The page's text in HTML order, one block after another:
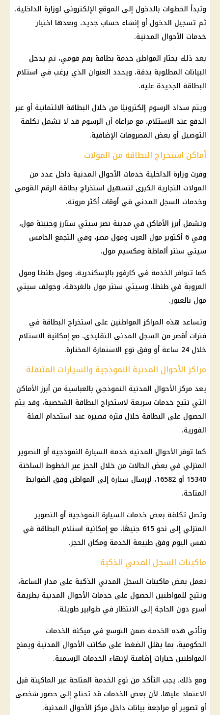
وتبدأ الخطوات بالدخول إلى الموقع الإلكتروني لوزارة الداخلية،
ثم تسجيل الدخول أو إنشاء حساب جديد، وبعدها اختيار
خدمات الأحوال المدنية.
بعد ذلك يختار المواطن خدمة بطاقة رقم قومي، ثم يدخل
البيانات المطلوبة بدقة، ويحدد العنوان الذي يرغب في استلام
البطاقة الجديدة عليه.
ويتم سداد الرسوم إلكترونيًا من خلال البطاقة الائتمانية أو عبر
الدفع عند الاستلام، مع مراعاة أن الرسوم قد لا تشمل تكلفة
التوصيل أو بعض المصروفات الإضافية.
أماكن استخراج البطاقة من المولات
وفرت وزارة الداخلية خدمات الأحوال المدنية داخل عدد من
المولات التجارية الكبرى لتسهيل استخراج بطاقة الرقم القومي
وخدمات السجل المدني في أوقات أكثر مرونة.
وتشمل أبرز الأماكن في مدينة نصرسيتي ستارز وجنينة مول،
وفي 6 أكتوبر مول العرب ومول مصر، وفي
التجمع الخامس
سيتي سنتر ألماظة ومكسيم مول.
كما تتوافر الخدمة في كارفور بالإسكندرية، ومول طنطا ومول
العروبة في طنطا، وسيتي سنتر مول بالغردقة، وجولف سيتي
مول بالعبور.
وتساعد هذه المراكز المواطنين على استخراج البطاقة في
فترات أقصر من السجل المدني التقليدي، مع إمكانية الاستلام
خلال 24 ساعة أو وفق نوع الاستمارة المختارة.
مراكز الأحوال المدنية النموذجية والسيارات المتنقلة
يعد مركز الأحوال المدنية النموذجي بالعباسية من أبرز الأماكن
التي تتيح خدمات سريعة لاستخراج البطاقة الشخصية، وقد يتم
الحصول على البطاقة خلال فترة قصيرة عند استخدام الفئة
الفورية.
كما توفر الأحوال المدنية خدمة السيارة النموذجية أو التصوير
المنزلي في بعض الحالات من خلال الحجز عبر الخطوط الساخنة
15340 أو 16582، لإرسال سيارة إلى المواطن وفق الضوابط
المتاحة.
وتصل تكلفة بعض خدمات السيارة النموذجية أو التصوير
المنزلي إلى نحو 615 جنيهًا، مع إمكانية استلام البطاقة في
نفس اليوم وفق طبيعة الخدمة ومكان الحجز.
ماكينات السجل المدني الذكية
تعمل بعض ماكينات السجل المدني الذكية على مدار الساعة،
وتتيح للمواطنين الحصول على خدمات الأحوال المدنية بطريقة
أسرع دون الحاجة إلى الانتظار في طوابير طويلة.
وتأتي هذه الخدمة ضمن التوسع في ميكنة الخدمات
الحكومية، بما يقلل الضغط على مكاتب الأحوال المدنية ويمنح
المواطنين خيارات إضافية لإنهاء الخدمات الرسمية.
ومع ذلك، يجب التأكد من نوع الخدمة المتاحة عبر الماكينة قبل
الاعتماد عليها، لأن بعض الخدمات قد تحتاج إلى حضور شخصي
أو تصوير أو مراجعة بيانات داخل مركز الأحوال المدنية.